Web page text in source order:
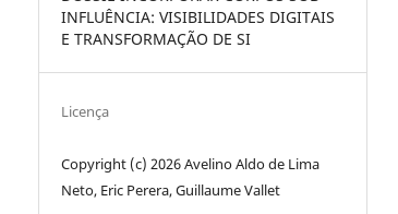
INFLUÊNCIA: VISIBILIDADES DIGITAIS
E TRANSFORMAÇÃO DE SI
Licença
Copyright (c) 2026 Avelino Aldo de Lima
Neto, Eric Perera, Guillaume Vallet